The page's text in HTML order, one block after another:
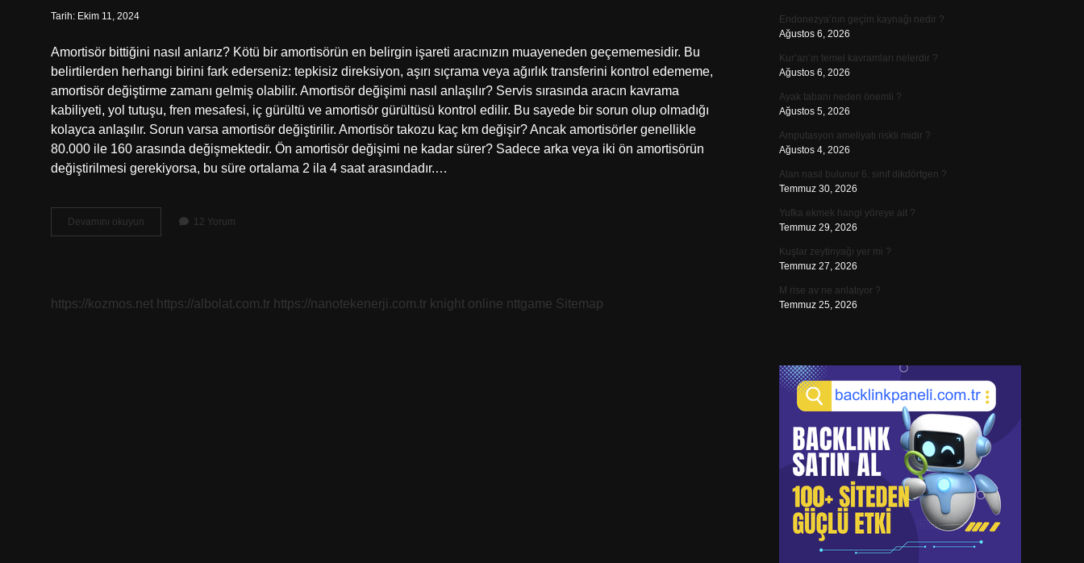
Tarih: Ekim 11, 2024
Amortisör bittiğini nasıl anlarız? Kötü bir amortisörün en belirgin işareti aracınızın muayeneden geçememesidir. Bu
belirtilerden herhangi birini fark ederseniz: tepkisiz direksiyon, aşırı sıçrama veya ağırlık transferini kontrol edememe,
amortisör değiştirme zamanı gelmiş olabilir. Amortisör değişimi nasıl anlaşılır? Servis sırasında aracın kavrama
kabiliyeti, yol tutuşu, fren mesafesi, iç gürültü ve amortisör gürültüsü kontrol edilir. Bu sayede bir sorun olup olmadığı
kolayca anlaşılır. Sorun varsa amortisör değiştirilir. Amortisör takozu kaç km değişir? Ancak amortisörler genellikle
80.000 ile 160 arasında değişmektedir. Ön amortisör değişimi ne kadar sürer? Sadece arka veya iki ön amortisörün
değiştirilmesi gerekiyorsa, bu süre ortalama 2 ila 4 saat arasındadır.…
Devamını okuyun
Amortisör
12 Yorum
https://kozmos.net https://albolat.com.tr https://nanotekenerji.com.tr knight online nttgame Sitemap
Endonezya’nın geçim kaynağı nedir ?
Ağustos 6, 2026
Kur’an’ın temel kavramları nelerdir ?
Ağustos 6, 2026
Ayak tabanı neden önemli ?
Ağustos 5, 2026
Amputasyon ameliyatı riskli midir ?
Ağustos 4, 2026
Alan nasıl bulunur 6. sınıf dikdörtgen ?
Temmuz 30, 2026
Yufka ekmek hangi yöreye ait ?
Temmuz 29, 2026
Kuşlar zeytinyağı yer mi ?
Temmuz 27, 2026
M rise av ne anlatıyor ?
Temmuz 25, 2026